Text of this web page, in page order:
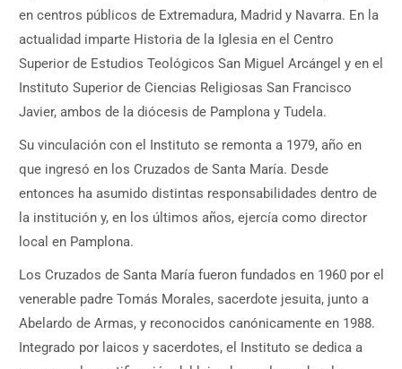
en centros públicos de Extremadura, Madrid y Navarra. En la
actualidad imparte Historia de la Iglesia en el Centro
Superior de Estudios Teológicos San Miguel Arcángel y en el
Instituto Superior de Ciencias Religiosas San Francisco
Javier, ambos de la diócesis de Pamplona y Tudela.
Su vinculación con el Instituto se remonta a 1979, año en
que ingresó en los Cruzados de Santa María. Desde
entonces ha asumido distintas responsabilidades dentro de
la institución y, en los últimos años, ejercía como director
local en Pamplona.
Los Cruzados de Santa María fueron fundados en 1960 por el
venerable padre Tomás Morales, sacerdote jesuita, junto a
Abelardo de Armas, y reconocidos canónicamente en 1988.
Integrado por laicos y sacerdotes, el Instituto se dedica a